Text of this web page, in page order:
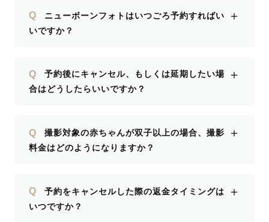
Q
ニューボーンフォトはいつごろ予約すればい
いですか？
＋
Q
予約後にキャンセル、もしくは延期したい場
合はどうしたらいいですか？
＋
Q
撮影対象の赤ちゃんが双子以上の場合、撮影
料金はどのようになりますか？
＋
Q
予約をキャンセルした際の返金タイミングは
いつですか？
＋